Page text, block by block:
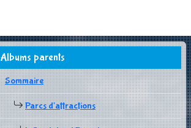
Albums parents
Sommaire
Parcs d'attractions